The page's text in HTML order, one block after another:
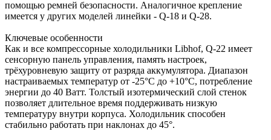
помощью ремней безопасности. Аналогичное крепление
имеется у других моделей линейки - Q-18 и Q-28.
Ключевые особенности
Как и все компрессорные холодильники Libhof, Q-22 имеет
сенсорную панель управления, память настроек,
трёхуровневую защиту от разряда аккумулятора. Диапазон
настраиваемых температур от -25°C до +10°C, потребление
энергии до 40 Ватт. Толстый изотермический слой стенок
позволяет длительное время поддерживать низкую
температуру внутри корпуса. Холодильник способен
стабильно работать при наклонах до 45°.